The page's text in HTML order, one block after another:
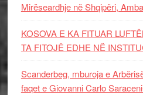
Mirëseardhje në Shqipëri,
KOSOVA E KA FITUAR
TA FITOJË EDHE NË
Scanderbeg, mburoja e
faqet e Giovanni Carlo